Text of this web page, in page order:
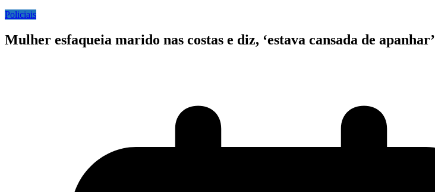
Policiais
Mulher esfaqueia marido nas costas e diz, ‘estava cansada de apanhar’